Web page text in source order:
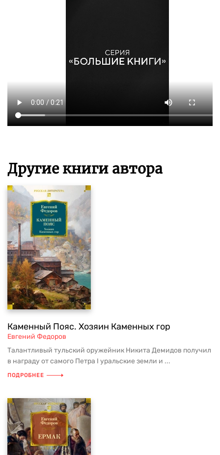
Другие книги автора
Каменный Пояс. Хозяин Каменных гор
Евгений Федоров
Талантливый тульский оружейник Никита Демидов получил
в награду от самого Петра I уральские земли и ...
ПОДРОБНЕЕ